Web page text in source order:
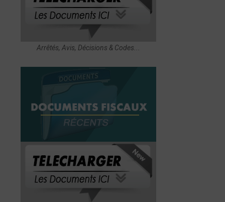
Arrêtés, Avis, Décisions & Codes...